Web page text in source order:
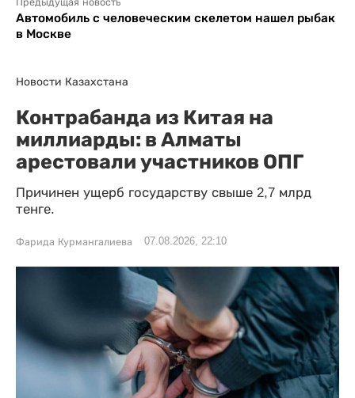
Предыдущая новость
Автомобиль с человеческим скелетом нашел рыбак
в Москве
Новости Казахстана
Контрабанда из Китая на
миллиарды: в Алматы
арестовали участников ОПГ
Причинен ущерб государству свыше 2,7 млрд
тенге.
Фарида Курмангалиева 07.08.2026, 22:10